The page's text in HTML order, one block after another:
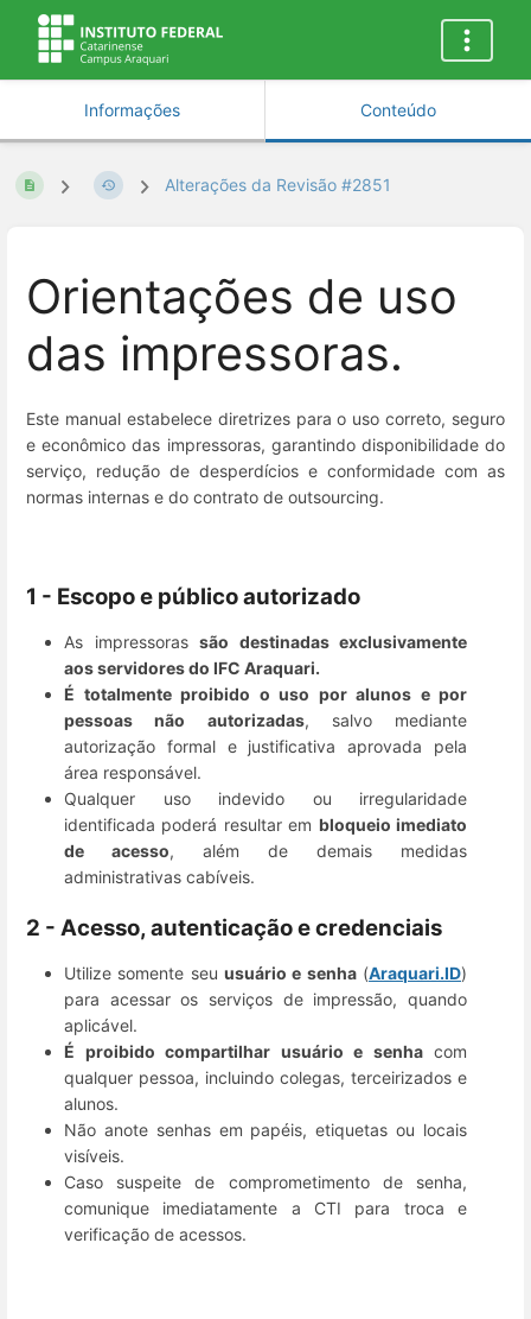
Informações Conteúdo
Alterações da Revisão #2851
Orientações de uso
das impressoras.
Este manual estabelece diretrizes para o uso correto, seguro
e econômico das impressoras, garantindo disponibilidade do
serviço, redução de desperdícios e conformidade com as
normas internas e do contrato de outsourcing.
1 - Escopo e público autorizado
As impressoras são destinadas exclusivamente
aos servidores do IFC Araquari.
É totalmente proibido o uso por alunos e por
pessoas não autorizadas, salvo mediante
autorização formal e justificativa aprovada pela
área responsável.
Qualquer uso indevido ou irregularidade
identificada poderá resultar em bloqueio imediato
de acesso, além de demais medidas
administrativas cabíveis.
2 - Acesso, autenticação e credenciais
Utilize somente seu usuário e senha(Araquari.ID)
para acessar os serviços de impressão, quando
aplicável.
É proibido compartilhar usuário e senhacom
qualquer pessoa, incluindo colegas, terceirizados e
alunos.
Não anote senhas em papéis, etiquetas ou locais
visíveis.
Caso suspeite de comprometimento de senha,
comunique imediatamente a CTI para troca e
verificação de acessos.